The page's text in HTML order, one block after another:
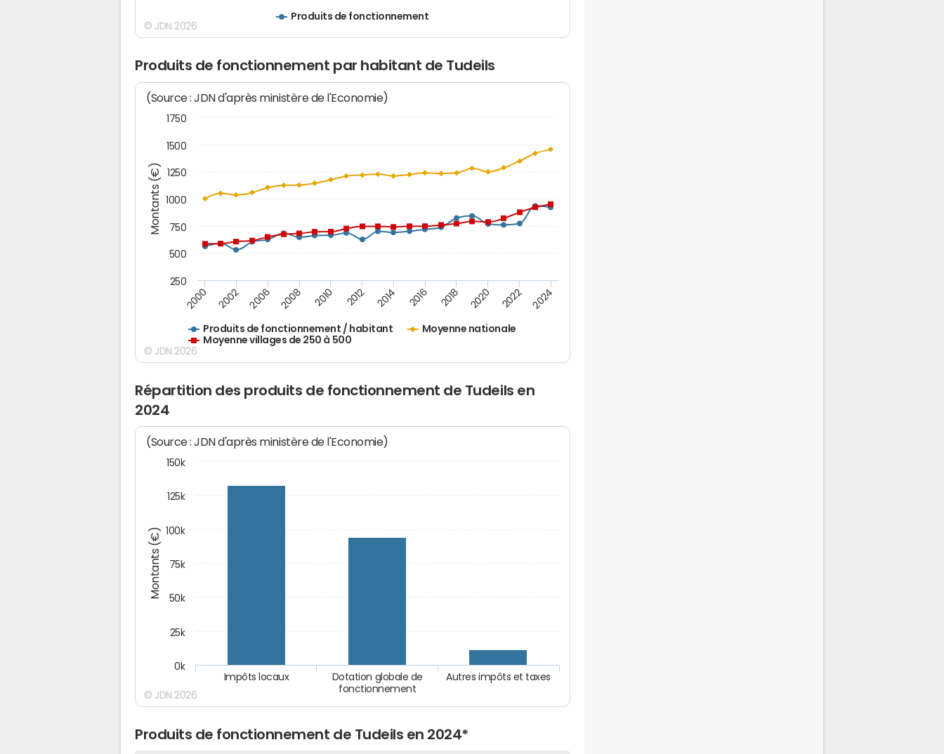
Produits de fonctionnement
© JDN 2026
Produits de fonctionnement par habitant de Tudeils
Montants (€)
(Source : JDN d'après ministère de l'Economie)
Produits de fonctionnement / habitant
Moyenne nationale
Moyenne villages de 250 à 500
2000 2002 2006 2008 2010 2012 2014 2016 2018 2020 2022 2024
250
500
750
1000
1250
1500
1750
© JDN 2026
Répartition des produits de fonctionnement de Tudeils en
2024
Montants (€)
(Source : JDN d'après ministère de l'Economie)
Autres impôts et taxes
Dotation globale de
fonctionnement
Impôts locaux
0k
25k
50k
75k
100k
125k
150k
© JDN 2026
Produits de fonctionnement de Tudeils en 2024*